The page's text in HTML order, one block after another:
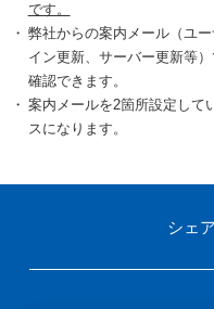
です。
弊社からの案内メール（ユ
イン更新、サーバー更新等
確認できます。
案内メールを2箇所設定して
スになります。
シェア